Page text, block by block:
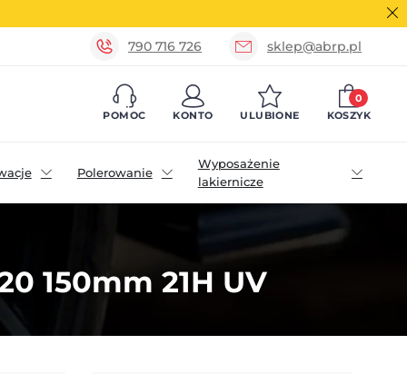
790 716 726 sklep@abrp.pl
POMOC KONTO ULUBIONE KOSZYK
0
Polerowanie
Wyposażenie
lakiernicze
150mm 21H UV